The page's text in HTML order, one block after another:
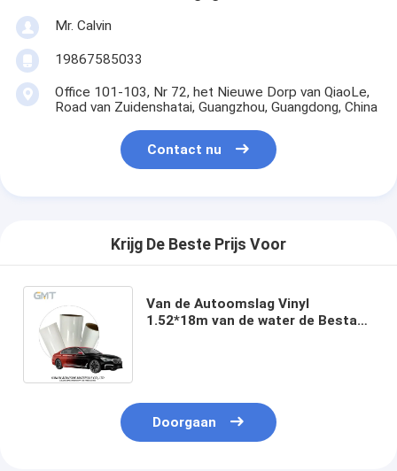
Mr. Calvin
19867585033
Office 101-103, Nr 72, het Nieuwe Dorp van QiaoLe,
Road van Zuidenshatai, Guangzhou, Guangdong, China
Contact nu
Krijg De Beste Prijs Voor
Van de Autoomslag Vinyl
1.52*18m van de water de Bestand
Doorgaan